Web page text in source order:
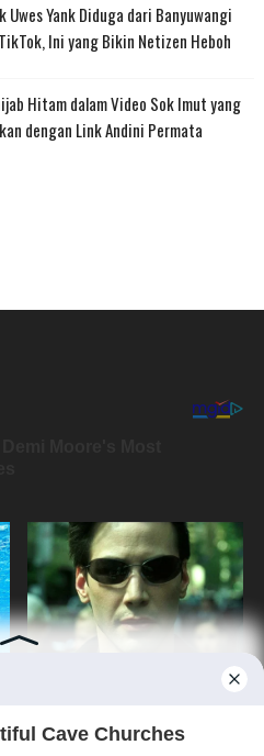
Uwes Yank Diduga dari Banyuwangi
Ini yang Bikin Netizen Heboh
Hitam dalam Video Sok Imut yang
dengan Link Andini Permata